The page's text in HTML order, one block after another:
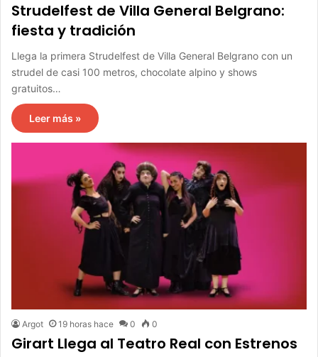
Strudelfest de Villa General Belgrano:
fiesta y tradición
Llega la primera Strudelfest de Villa General Belgrano con un
strudel de casi 100 metros, chocolate alpino y shows
gratuitos…
Leer más »
Argot 19 horas hace 0 0
Girart Llega al Teatro Real con Estrenos